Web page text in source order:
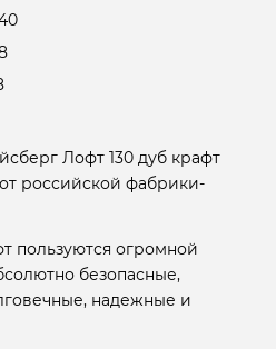
Лофт 130 дуб крафт
российской фабрики-
пользуются огромной
безопасные,
надежные и